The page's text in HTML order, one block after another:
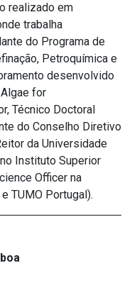
realizado em
trabalha
do Programa de
Petroquímica e
desenvolvido
for
Técnico Doctoral
do Conselho Diretivo
da Universidade
Instituto Superior
Officer na
TUMO Portugal).